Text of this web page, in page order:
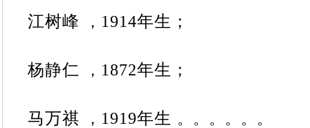
江树峰 ， 1914年生；
杨静仁 ， 1872年生；
马万祺 ， 1919年生 。。。。。。